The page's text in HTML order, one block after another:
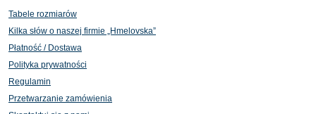
Tabele rozmiarów
Kilka słów o naszej firmie „Hmelovska”
Płatność / Dostawa
Polityka prywatności
Regulamin
Przetwarzanie zamówienia